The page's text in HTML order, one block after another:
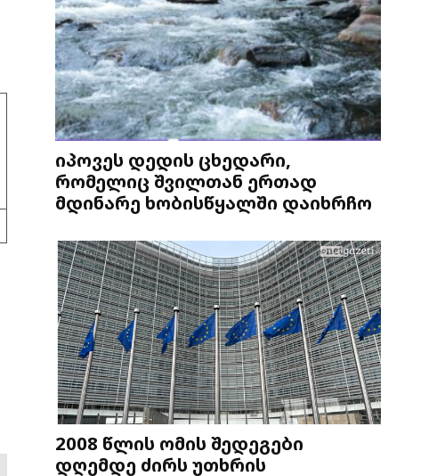
იპოვეს დედის ცხედარი,
რომელიც შვილთან ერთად
მდინარე ხობისწყალში დაიხრჩო
2008 წლის ომის შედეგები
დღემდე ძირს უთხრის